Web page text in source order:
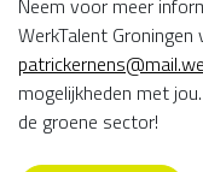
Neem voor meer
WerkTalent
mogelijkheden met
de groene sector!